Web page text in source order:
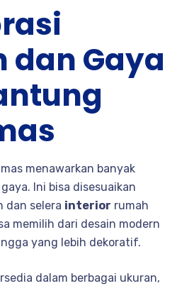
dan Gaya
menawarkan banyak
Ini bisa disesuaikan
dan selera interior rumah
memilih dari desain modern
yang lebih dekoratif.
dalam berbagai ukuran,